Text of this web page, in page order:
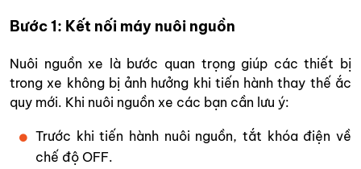
Bước 1: Kết nối máy nuôi nguồn
Nuôi nguồn xe là bước quan trọng giúp các thiết bị
trong xe không bị ảnh hưởng khi tiến hành thay thế ắc
quy mới. Khi nuôi nguồn xe các bạn cần lưu ý:
Trước khi tiến hành nuôi nguồn, tắt khóa điện về
chế độ OFF.